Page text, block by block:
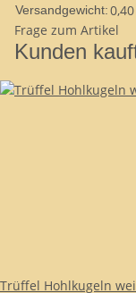
Versandgewicht:
Frage zum Artikel
Kunden
Trüffel Hohlkugeln